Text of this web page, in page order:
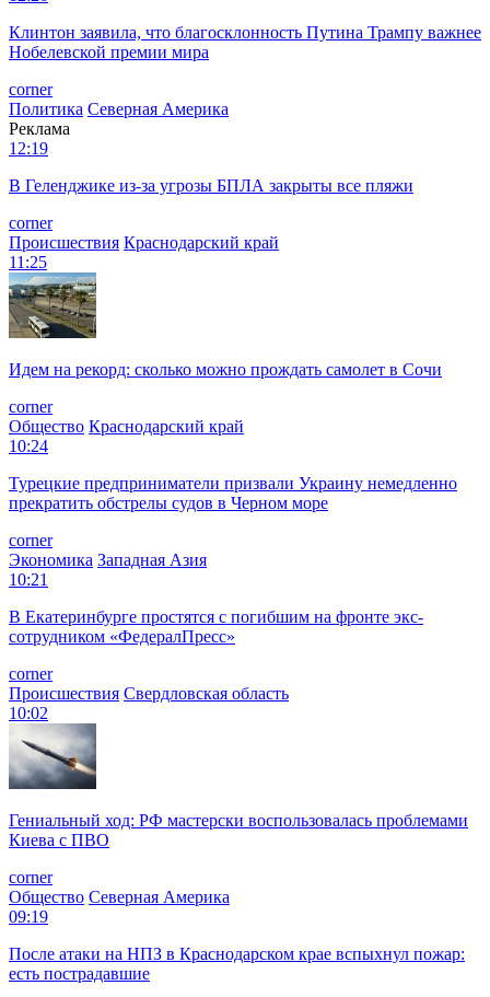
Клинтон заявила, что благосклонность Путина Трампу важнее
Нобелевской премии мира
corner
Политика Северная Америка
Реклама
12:19
В Геленджике из-за угрозы БПЛА закрыты все пляжи
corner
Происшествия Краснодарский край
11:25
Идем на рекорд: сколько можно прождать самолет в Сочи
corner
Общество Краснодарский край
10:24
Турецкие предприниматели призвали Украину немедленно
прекратить обстрелы судов в Черном море
corner
Экономика Западная Азия
10:21
В Екатеринбурге простятся с погибшим на фронте экс-
сотрудником «ФедералПресс»
corner
Происшествия Свердловская область
10:02
Гениальный ход: РФ мастерски воспользовалась проблемами
Киева с ПВО
corner
Общество Северная Америка
09:19
После атаки на НПЗ в Краснодарском крае вспыхнул пожар:
есть пострадавшие